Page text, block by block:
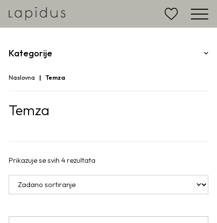
Kategorije
Naslovna Temza
Temza
Prikazuje se svih 4 rezultata